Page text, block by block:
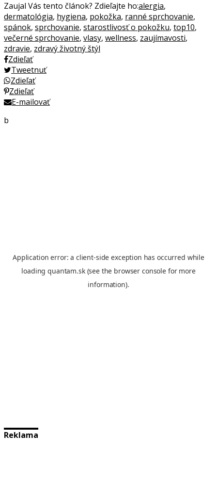
Zaujal Vás tento článok? Zdieľajte ho:alergia,
dermatológia, hygiena, pokožka, ranné sprchovanie,
spánok, sprchovanie, starostlivosť o pokožku, top10,
večerné sprchovanie, vlasy, wellness, zaujímavosti,
zdravie, zdravý životný štýl
Zdieľať
Tweetnuť
Zdieľať
Zdieľať
E-mailovať
b
Reklama